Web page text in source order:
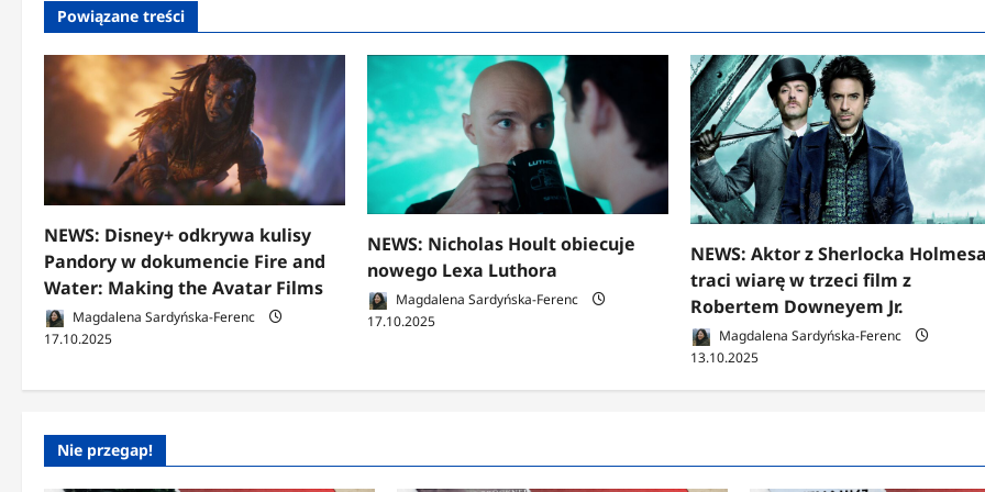
Powiązane treści
NEWS: Disney+ odkrywa kulisy
Pandory w dokumencie Fire and
Water: Making the Avatar Films
Magdalena Sardyńska-Ferenc
17.10.2025
NEWS: Nicholas Hoult obiecuje
nowego Lexa Luthora
Magdalena Sardyńska-Ferenc
17.10.2025
NEWS: Aktor z Sherlocka
traci wiarę w trzeci film z
Robertem Downeyem Jr.
Magdalena Sardyńska-Ferenc
13.10.2025
Nie przegap!